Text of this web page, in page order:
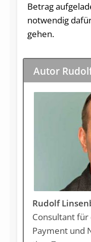
Betrag
notwendig
gehen.
Autor
Rudolf
Consultant
Payment und